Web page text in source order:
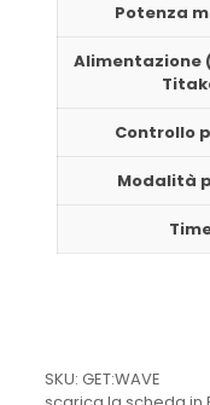
Potenza
Alimentazione
Controllo
Modalità
SKU: GET:WAVE